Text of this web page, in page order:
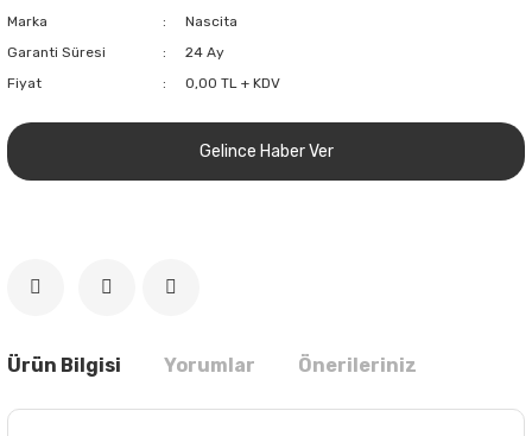
Marka
Nascita
Garanti Süresi
24 Ay
Fiyat
0,00 TL + KDV
Gelince Haber Ver
Ürün Bilgisi Yorumlar Önerileriniz